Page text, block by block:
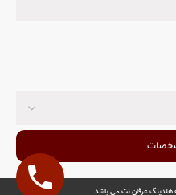
هلدینگ عرفان نت می باشد.